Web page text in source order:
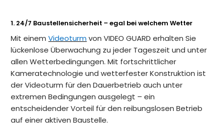
1. 24/7 Baustellensicherheit – egal bei welchem Wetter
Mit einemVideoturm von VIDEO GUARD erhalten Sie
lückenlose Überwachung zu jeder Tageszeit und unter
allen Wetterbedingungen. Mit fortschrittlicher
Kameratechnologie und wetterfester Konstruktion ist
der Videoturm für den Dauerbetrieb auch unter
extremen Bedingungen ausgelegt – ein
entscheidender Vorteil für den reibungslosen Betrieb
auf einer aktiven Baustelle.